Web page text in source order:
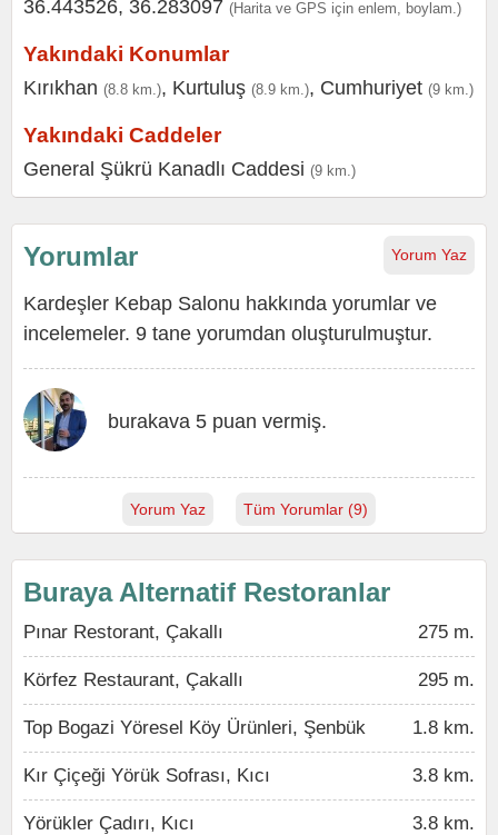
36.443526, 36.283097 (Harita ve GPS için enlem, boylam.)
Yakındaki Konumlar
Kırıkhan (8.8 km.), Kurtuluş (8.9 km.), Cumhuriyet (9 km.)
Yakındaki Caddeler
General Şükrü Kanadlı Caddesi (9 km.)
Yorum Yaz
Yorumlar
Kardeşler Kebap Salonu hakkında yorumlar ve
incelemeler. 9 tane yorumdan oluşturulmuştur.
burakava 5 puan vermiş.
Yorum Yaz Tüm Yorumlar (9)
Buraya Alternatif Restoranlar
Pınar Restorant, Çakallı 275 m.
Körfez Restaurant, Çakallı 295 m.
Top Bogazi Yöresel Köy Ürünleri, Şenbük 1.8 km.
Kır Çiçeği Yörük Sofrası, Kıcı 3.8 km.
Yörükler Çadırı, Kıcı 3.8 km.